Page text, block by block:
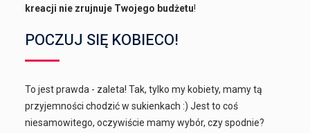
kreacji nie zrujnuje Twojego budżetu!
POCZUJ SIĘ KOBIECO!
To jest prawda - zaleta! Tak, tylko my kobiety, mamy tą
przyjemności chodzić w sukienkach :) Jest to coś
niesamowitego, oczywiście mamy wybór, czy spodnie?